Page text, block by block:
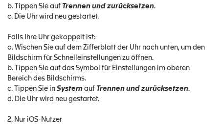
b. Tippen Sie auf Trennen und zurücksetzen.
c. Die Uhr wird neu gestartet.
Falls Ihre Uhr gekoppelt ist:
a. Wischen Sie auf dem Zifferblatt der Uhr nach unten, um den
Bildschirm für Schnelleinstellungen zu öffnen.
b. Tippen Sie auf das Symbol für Einstellungen im oberen
Bereich des Bildschirms.
c. Tippen Sie in System auf Trennen und zurücksetzen.
d. Die Uhr wird neu gestartet.
2. Nur iOS-Nutzer